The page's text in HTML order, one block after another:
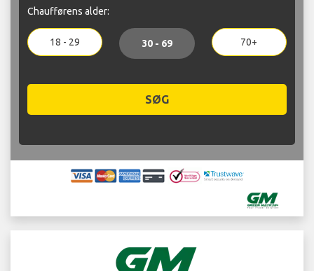
Chaufførens alder:
18 - 29 30 - 69 70+
SØG